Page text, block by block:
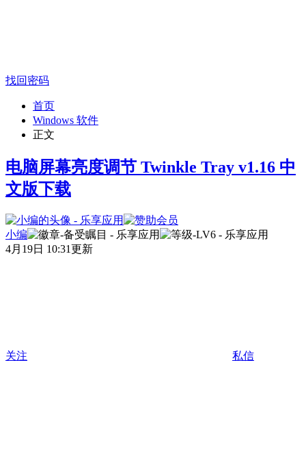
找回密码
首页
Windows 软件
正文
电脑屏幕亮度调节 Twinkle Tray v1.16 中
文版下载
小编
4月19日 10:31更新
关注 私信